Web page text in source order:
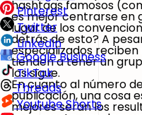
Pinterest
Twitter
LinkedIn
Google Business
TikTok
Threads
Youtube Shorts
hashtags famosos
es mejor centrarse en
lugar de los
detrás de esto? A
especializados
tienden a tener un
los sigue.
En cuanto al número
publicación, una cosa
mejores serán los